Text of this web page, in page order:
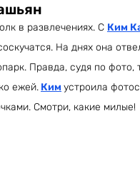
в развлечениях. С Ким
На днях она
Правда, судя по фото,
ежей. Ким устроила
Смотри, какие милые!